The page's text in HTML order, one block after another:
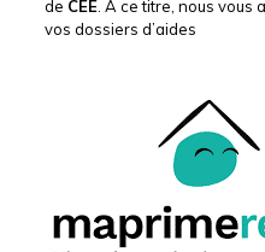
de CEE. A ce titre, nous vous
vos dossiers d’aides